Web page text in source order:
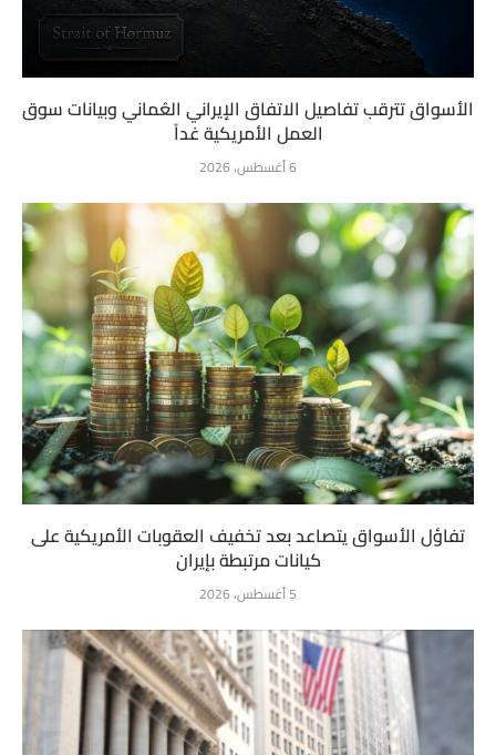
الأسواق تترقب تفاصيل الاتفاق الإيراني العُماني وبيانات سوق
العمل الأمريكية غداً
6 أغسطس، 2026
تفاؤل الأسواق يتصاعد بعد تخفيف العقوبات الأمريكية على
كيانات مرتبطة بإيران
5 أغسطس، 2026